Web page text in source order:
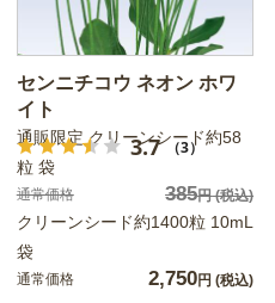
センニチコウ ネオン ホワ
イト
3.7 （3）
通販限定 クリーンシード約58
粒 袋
通常価格 385円(税込)
クリーンシード約1400粒 10mL
袋
通常価格 2,750円 (税込)